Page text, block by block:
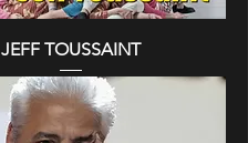
JEFF TOUSSAINT